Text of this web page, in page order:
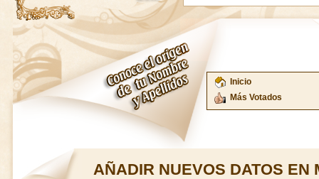
Inicio
Más Votados
AÑADIR NUEVOS DATOS EN